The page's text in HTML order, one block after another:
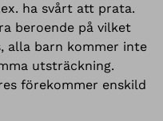
ha svårt att prata.
beroende på vilket
alla barn kommer inte
utsträckning.
förekommer enskild